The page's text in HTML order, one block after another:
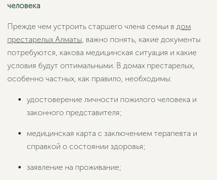
человека
Прежде чем устроить старшего члена семьи в дом
престарелых Алматы , важно понять, какие документы
потребуются, какова медицинская ситуация и какие
условия будут оптимальными. В домах престарелых,
особенно частных, как правило, необходимы:
удостоверение личности пожилого человека и
законного представителя;
медицинская карта с заключением терапевта и
справкой о состоянии здоровья;
заявление на проживание;